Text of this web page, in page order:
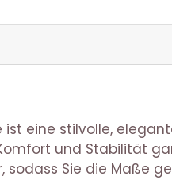
eine stilvolle,
und Stabilität
Sie die Maße